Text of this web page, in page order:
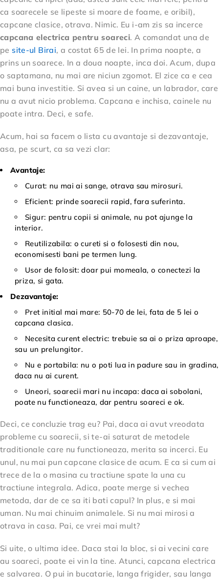
ca soarecele se lipeste si moare de foame, e oribil),
capcane clasice, otrava. Nimic. Eu i-am zis sa incerce
capcana electrica pentru soareci. A comandat una de
pe site-ul Birai, a costat 65 de lei. In prima noapte, a
prins un soarece. In a doua noapte, inca doi. Acum, dupa
o saptamana, nu mai are niciun zgomot. El zice ca e cea
mai buna investitie. Si avea si un caine, un labrador, care
nu a avut nicio problema. Capcana e inchisa, cainele nu
poate intra. Deci, e safe.
Acum, hai sa facem o lista cu avantaje si dezavantaje,
asa, pe scurt, ca sa vezi clar:
Avantaje:
Curat: nu mai ai sange, otrava sau mirosuri.
Eficient: prinde soarecii rapid, fara suferinta.
Sigur: pentru copii si animale, nu pot ajunge la
interior.
Reutilizabila: o cureti si o folosesti din nou,
economisesti bani pe termen lung.
Usor de folosit: doar pui momeala, o conectezi la
priza, si gata.
Dezavantaje:
Pret initial mai mare: 50-70 de lei, fata de 5 lei o
capcana clasica.
Necesita curent electric: trebuie sa ai o priza aproape,
sau un prelungitor.
Nu e portabila: nu o poti lua in padure sau in gradina,
daca nu ai curent.
Uneori, soarecii mari nu incapa: daca ai sobolani,
poate nu functioneaza, dar pentru soareci e ok.
Deci, ce concluzie trag eu? Pai, daca ai avut vreodata
probleme cu soarecii, si te-ai saturat de metodele
traditionale care nu functioneaza, merita sa incerci. Eu
unul, nu mai pun capcane clasice de acum. E ca si cum ai
trece de la o masina cu tractiune spate la una cu
tractiune integrala. Adica, poate merge si vechea
metoda, dar de ce sa iti bati capul? In plus, e si mai
uman. Nu mai chinuim animalele. Si nu mai mirosi a
otrava in casa. Pai, ce vrei mai mult?
Si uite, o ultima idee. Daca stai la bloc, si ai vecini care
au soareci, poate ei vin la tine. Atunci, capcana electrica
e salvarea. O pui in bucatarie, langa frigider, sau langa